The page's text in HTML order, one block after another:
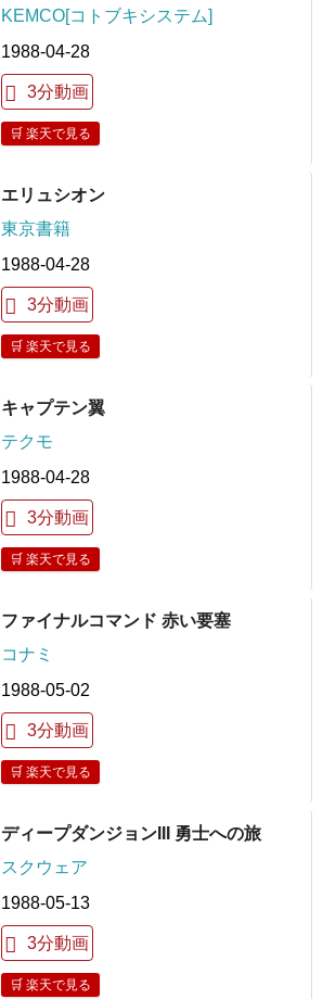
KEMCO[コトブキシステム]
1988-04-28
3分動画
🛒 楽天で見る
エリュシオン
東京書籍
1988-04-28
3分動画
🛒 楽天で見る
キャプテン翼
テクモ
1988-04-28
3分動画
🛒 楽天で見る
ファイナルコマンド 赤い要塞
コナミ
1988-05-02
3分動画
🛒 楽天で見る
ディープダンジョンIII 勇士への旅
スクウェア
1988-05-13
3分動画
🛒 楽天で見る